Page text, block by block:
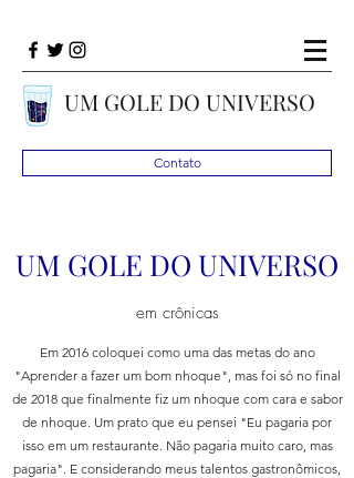
UM GOLE DO UNIVERSO
Contato
UM GOLE DO UNIVERSO
em crônicas
Em 2016 coloquei como uma das metas do ano
"Aprender a fazer um bom nhoque", mas foi só no final
de 2018 que finalmente fiz um nhoque com cara e sabor
de nhoque. Um prato que eu pensei "Eu pagaria por
isso em um restaurante. Não pagaria muito caro, mas
pagaria". E considerando meus talentos gastronômicos,